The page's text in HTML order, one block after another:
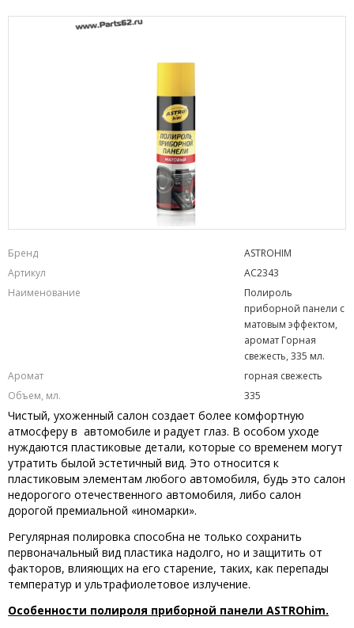
Бренд
ASTROHIM
Артикул
AC2343
Наименование
Полироль
приборной панели с
матовым эффектом,
аромат Горная
свежесть, 335 мл.
Аромат
горная свежесть
Объем, мл.
335
Чистый, ухоженный салон создает более комфортную
атмосферу в автомобиле и радует глаз. В особом уходе
нуждаются пластиковые детали, которые со временем могут
утратить былой эстетичный вид. Это относится к
пластиковым элементам любого автомобиля, будь это салон
недорогого отечественного автомобиля, либо салон
дорогой премиальной «иномарки».
Регулярная полировка способна не только сохранить
первоначальный вид пластика надолго, но и защитить от
факторов, влияющих на его старение, таких, как перепады
температур и ультрафиолетовое излучение.
Особенности полироля приборной панели ASTROhim.